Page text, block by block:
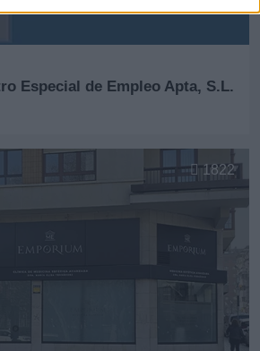
Especial de Empleo Apta, S.L.
1822